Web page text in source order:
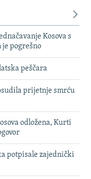
Kosova s
pogrešno
peščara
prijetnje smrću
odložena, Kurti
potpisale zajednički